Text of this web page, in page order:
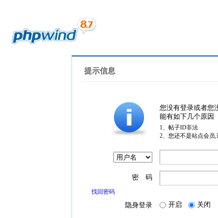
提示信息
您没有登录或者您
能有如下几个原因
1、帖子ID非法
2、您还不是站点会员
密 码
找回密码
隐身登录 开启 关闭